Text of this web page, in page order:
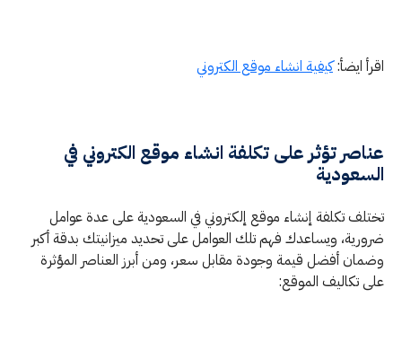
اقرأ ايضأ:كيفية انشاء موقع الكتروني
عناصر تؤثر على تكلفة انشاء موقع الكتروني في
السعودية
تختلف تكلفة إنشاء موقع إلكتروني في السعودية على عدة عوامل
ضرورية، ويساعدك فهم تلك العوامل على تحديد ميزانيتك بدقة أكبر
وضمان أفضل قيمة وجودة مقابل سعر، ومن أبرز العناصر المؤثرة
على تكاليف الموقع: